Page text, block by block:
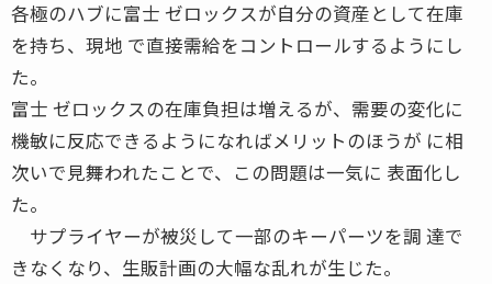
各極のハブに富士 ゼロックスが自分の資産として在庫
を持ち、現地 で直接需給をコントロールするようにし
た。
富士 ゼロックスの在庫負担は増えるが、需要の変化に
機敏に反応できるようになればメリットのほうが に相
次いで見舞われたことで、この問題は一気に 表面化し
た。
サプライヤーが被災して一部のキーパーツを調 達で
きなくなり、生販計画の大幅な乱れが生じた。